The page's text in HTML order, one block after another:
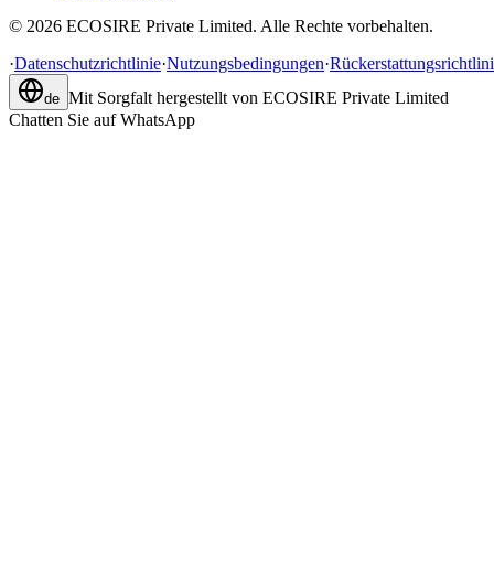
© 2026 ECOSIRE Private Limited. Alle Rechte vorbehalten.
·Datenschutzrichtlinie·Nutzungsbedingungen·
de Mit Sorgfalt hergestellt von ECOSIRE Private Limited
Chatten Sie auf WhatsApp